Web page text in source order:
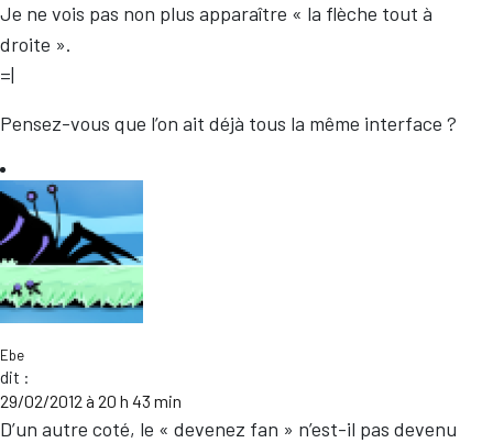
Je ne vois pas non plus apparaître « la flèche tout à
droite ».
=|
Pensez-vous que l’on ait déjà tous la même interface ?
Ebe
dit :
29/02/2012 à 20 h 43 min
D’un autre coté, le « devenez fan » n’est-il pas devenu